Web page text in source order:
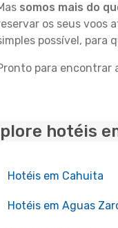
somos mais do
os seus voos
possível, para
para encontrar
hotéis
Hotéis em Cahuita
Hotéis em Aguas